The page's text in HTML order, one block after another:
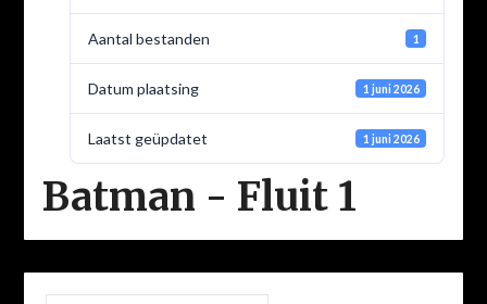
Aantal bestanden 1
Datum plaatsing 1 juni 2026
Laatst geüpdatet 1 juni 2026
Batman - Fluit 1